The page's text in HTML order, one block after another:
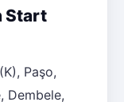
Start
Paşo,
Dembele,